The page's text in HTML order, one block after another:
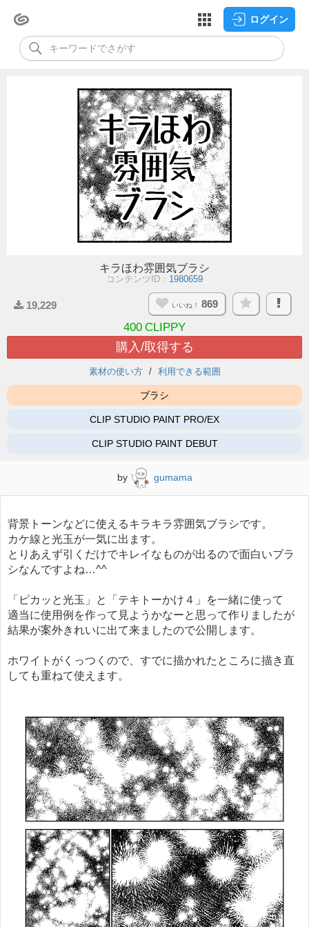
ログイン
キラほわ雰囲気ブラシ
コンテンツID： 1980659
19,229 いいね！ 869
400 CLIPPY
購入/取得する
素材の使い方 利用できる範囲
ブラシ
CLIP STUDIO PAINT PRO/EX
CLIP STUDIO PAINT DEBUT
by gumama
背景トーンなどに使えるキラキラ雰囲気ブラシです。
カケ線と光玉が一気に出ます。
とりあえず引くだけでキレイなものが出るので面白いブラ
シなんですよね…^^
「ピカッと光玉」と「テキトーかけ４」を一緒に使って
適当に使用例を作って見ようかなーと思って作りましたが
結果が案外きれいに出て来ましたので公開します。
ホワイトがくっつくので、すでに描かれたところに描き直
しても重ねて使えます。